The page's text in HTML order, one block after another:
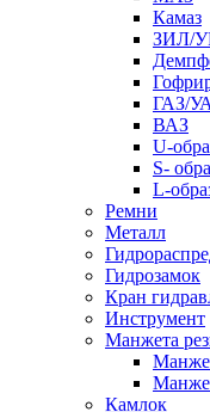
Камаз
ЗИЛ/
ГАЗ/
ВАЗ
U-
S-
L-
Ремни
Металл
Гидрозамок
Кран
Инструмент
Манжета
Камлок